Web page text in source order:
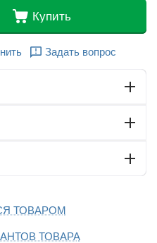
Купить
Задать вопрос
ТОВАРОМ
ТОВАРА